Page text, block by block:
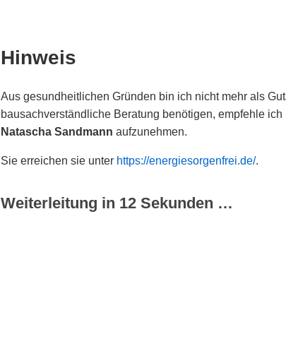
Hinweis
Aus gesundheitlichen Gründen bin ich nicht mehr als
bausachverständliche Beratung benötigen, empfehle
Natascha Sandmann aufzunehmen.
Sie erreichen sie unter https://energiesorgenfrei.de/.
Weiterleitung in 12 Sekunden …